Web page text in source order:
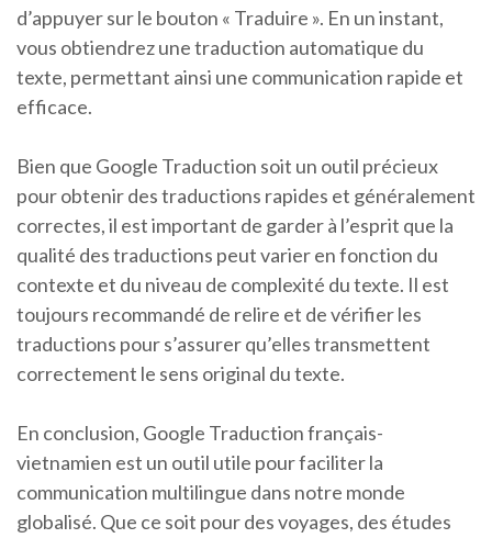
d’appuyer sur le bouton « Traduire ». En un instant,
vous obtiendrez une traduction automatique du
texte, permettant ainsi une communication rapide et
efficace.
Bien que Google Traduction soit un outil précieux
pour obtenir des traductions rapides et généralement
correctes, il est important de garder à l’esprit que la
qualité des traductions peut varier en fonction du
contexte et du niveau de complexité du texte. Il est
toujours recommandé de relire et de vérifier les
traductions pour s’assurer qu’elles transmettent
correctement le sens original du texte.
En conclusion, Google Traduction français-
vietnamien est un outil utile pour faciliter la
communication multilingue dans notre monde
globalisé. Que ce soit pour des voyages, des études